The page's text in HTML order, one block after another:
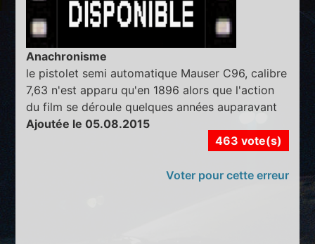
Anachronisme
le pistolet semi automatique Mauser C96, calibre
7,63 n'est apparu qu'en 1896 alors que l'action
du film se déroule quelques années auparavant
Ajoutée le 05.08.2015
463 vote(s)
Voter pour cette erreur